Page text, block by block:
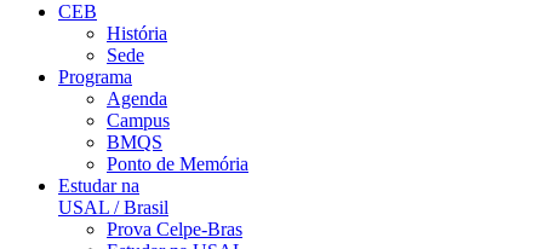
CEB
História
Sede
Programa
Agenda
Campus
BMQS
Ponto de Memória
Estudar na
USAL / Brasil
Prova Celpe-Bras